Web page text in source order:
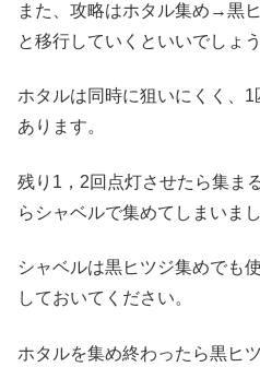
また、攻略はホタル集め→黒
と移行していくといいでしょう
ホタルは同時に狙いにくく、
あります。
残り1，2回点灯させたら集ま
らシャベルで集めてしまいまし
シャベルは黒ヒツジ集めでも
しておいてください。
ホタルを集め終わったら黒ヒ